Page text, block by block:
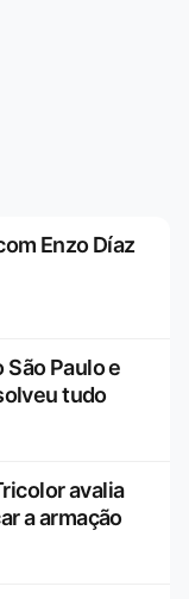
Enzo Díaz
São Paulo e
tudo
avalia
a armação